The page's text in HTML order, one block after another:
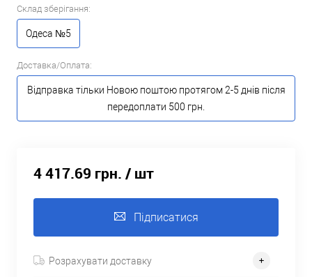
Склад зберігання:
Одеса №5
Доставка/Оплата:
Відправка тільки Новою поштою протягом 2-5 днів після
передоплати 500 грн.
4 417.69 грн. / шт
Підписатися
Розрахувати доставку